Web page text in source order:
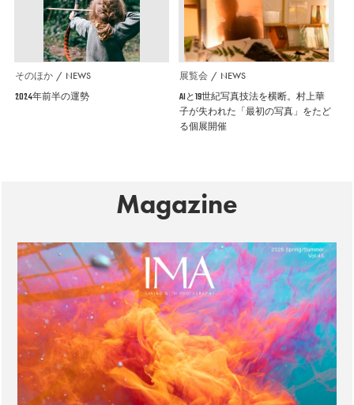
そのほか NEWS
2024年前半の運勢
展覧会 NEWS
AIと19世紀写真技法を横断。村上華
子が失われた「最初の写真」をたど
る個展開催
Magazine